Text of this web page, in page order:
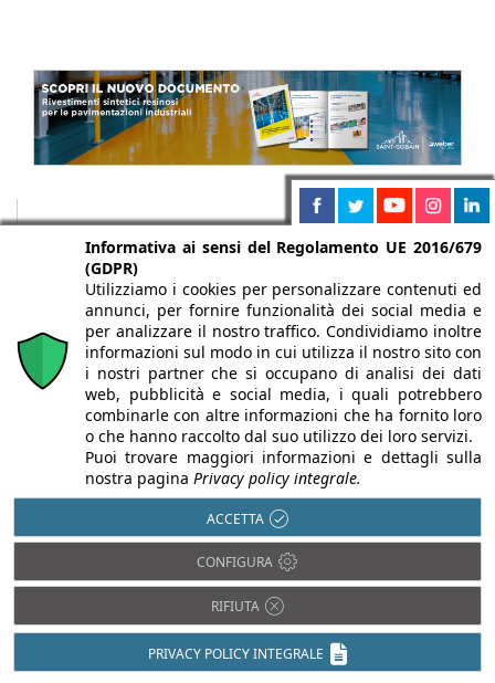
Chi siamo Autori Per la tua pubblicità
Iscriviti alla
newsletter
Infobuild è testata registrata presso il Tribunale di Milano al n° 63
dell’8/3/2013 - ISSN 2282-2267
© 2000-2026 Infoweb srl - P.IVA 13155920153 - Tutti i diritti
Informativa ai sensi del Regolamento UE 2016/679
(GDPR)
Utilizziamo i cookies per personalizzare contenuti ed
annunci, per fornire funzionalità dei social media e
per analizzare il nostro traffico. Condividiamo inoltre
informazioni sul modo in cui utilizza il nostro sito con
i nostri partner che si occupano di analisi dei dati
web, pubblicità e social media, i quali potrebbero
combinarle con altre informazioni che ha fornito loro
o che hanno raccolto dal suo utilizzo dei loro servizi.
Puoi trovare maggiori informazioni e dettagli sulla
nostra pagina Privacy policy integrale.
ACCETTA
CONFIGURA
RIFIUTA
PRIVACY POLICY INTEGRALE